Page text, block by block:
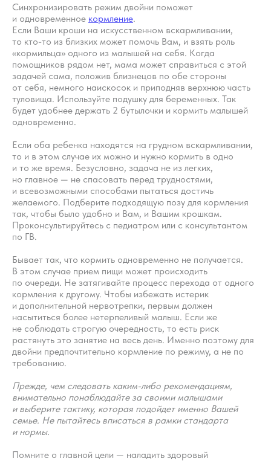
Синхронизировать режим двойни поможет
и одновременное кормление.
Если Ваши кроши на искусственном вскармливании,
то кто-то из близких может помочь Вам, и взять роль
«кормильца» одного из малышей на себя. Когда
помощников рядом нет, мама может справиться с этой
задачей сама, положив близнецов по обе стороны
от себя, немного наискосок и приподняв верхнюю часть
туловища. Используйте подушку для беременных. Так
будет удобнее держать 2 бутылочки и кормить малышей
одновременно.
Если оба ребенка находятся на грудном вскармливании,
то и в этом случае их можно и нужно кормить в одно
и то же время. Безусловно, задача не из легких,
но главное — не спасовать перед трудностями,
и всевозможными способами пытаться достичь
желаемого. Подберите подходящую позу для кормления
так, чтобы было удобно и Вам, и Вашим крошкам.
Проконсультируйтесь с педиатром или с консультантом
по ГВ.
Бывает так, что кормить одновременно не получается.
В этом случае прием пищи может происходить
по очереди. Не затягивайте процесс перехода от одного
кормления к другому. Чтобы избежать истерик
и дополнительной нервотрепки, первым должен
насытиться более нетерпеливый малыш. Если же
не соблюдать строгую очередность, то есть риск
растянуть это занятие на весь день. Именно поэтому для
двойни предпочтительно кормление по режиму, а не по
требованию.
Прежде, чем следовать каким-либо рекомендациям,
внимательно понаблюдайте за своими малышами
и выберите тактику, которая подойдет именно Вашей
семье. Не пытайтесь вписаться в рамки стандарта
и нормы.
Помните о главной цели — наладить здоровый
Вход/Регистрация
Взрослые
Специалисты
Практикум
О проекте
Политика
Соглашение
Оферта
Вопросы
Отзывы
Контакты
Сергеевна
Пн-пт: с 10:00 до
20:00
+7 (903) 011-73-03